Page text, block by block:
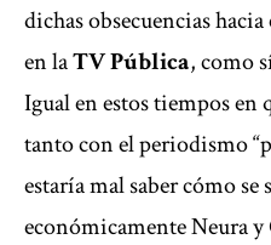
dichas obsecuencias
en laTV Pública, como
Igual en estos tiempos en
tanto con el periodismo
estaría mal saber cómo se
económicamente Neura y